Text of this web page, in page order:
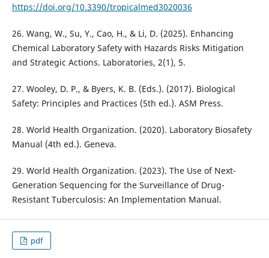
https://doi.org/10.3390/tropicalmed3020036
26. Wang, W., Su, Y., Cao, H., & Li, D. (2025). Enhancing
Chemical Laboratory Safety with Hazards Risks Mitigation
and Strategic Actions. Laboratories, 2(1), 5.
27. Wooley, D. P., & Byers, K. B. (Eds.). (2017). Biological
Safety: Principles and Practices (5th ed.). ASM Press.
28. World Health Organization. (2020). Laboratory Biosafety
Manual (4th ed.). Geneva.
29. World Health Organization. (2023). The Use of Next-
Generation Sequencing for the Surveillance of Drug-
Resistant Tuberculosis: An Implementation Manual.
pdf